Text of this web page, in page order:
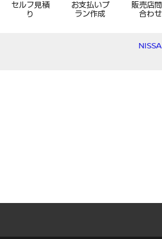
セルフ見積
り
お支払いプ
ラン作成
販売店
合わせ